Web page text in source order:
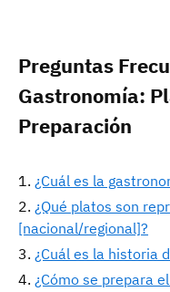
Preguntas
Gastronomía:
Preparación
¿Cuál es la
¿Qué platos son
[nacional/regional]?
¿Cuál es la historia
¿Cómo se prepara